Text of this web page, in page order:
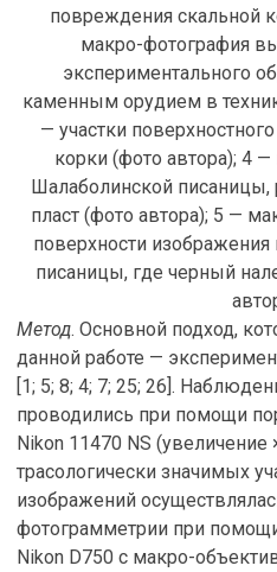
повреждения скальной
макро-фотография
экспериментального
каменным орудием в
— участки
корки (фото автора); 4
Шалаболинской писаницы,
пласт (фото автора); 5 —
поверхности
писаницы, где черный
Метод. Основной подход,
данной работе —
[1; 5; 8; 4; 7; 25; 26].
проводились при помощи
Nikon 11470 NS (увеличение
трасологически значимых
изображений
фотограмметрии при
Nikon D750 с макро-